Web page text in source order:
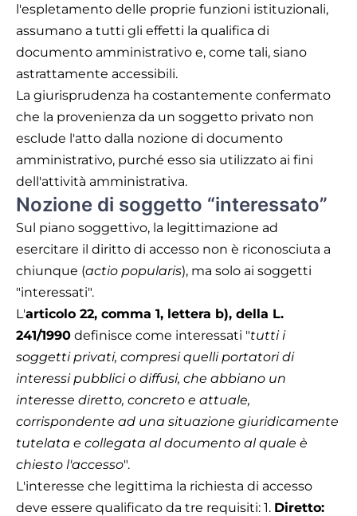
l'espletamento delle proprie funzioni istituzionali,
assumano a tutti gli effetti la qualifica di
documento amministrativo e, come tali, siano
astrattamente accessibili.
La giurisprudenza ha costantemente confermato
che la provenienza da un soggetto privato non
esclude l'atto dalla nozione di documento
amministrativo, purché esso sia utilizzato ai fini
dell'attività amministrativa.
Nozione di soggetto “interessato”
Sul piano soggettivo, la legittimazione ad
esercitare il diritto di accesso non è riconosciuta a
chiunque (actio popularis), ma solo ai soggetti
"interessati".
L'articolo 22, comma 1, lettera b), della L.
241/1990 definisce come interessati "tutti i
soggetti privati, compresi quelli portatori di
interessi pubblici o diffusi, che abbiano un
interesse diretto, concreto e attuale,
corrispondente ad una situazione giuridicamente
tutelata e collegata al documento al quale è
chiesto l'accesso".
L'interesse che legittima la richiesta di accesso
deve essere qualificato da tre requisiti: 1. Diretto: